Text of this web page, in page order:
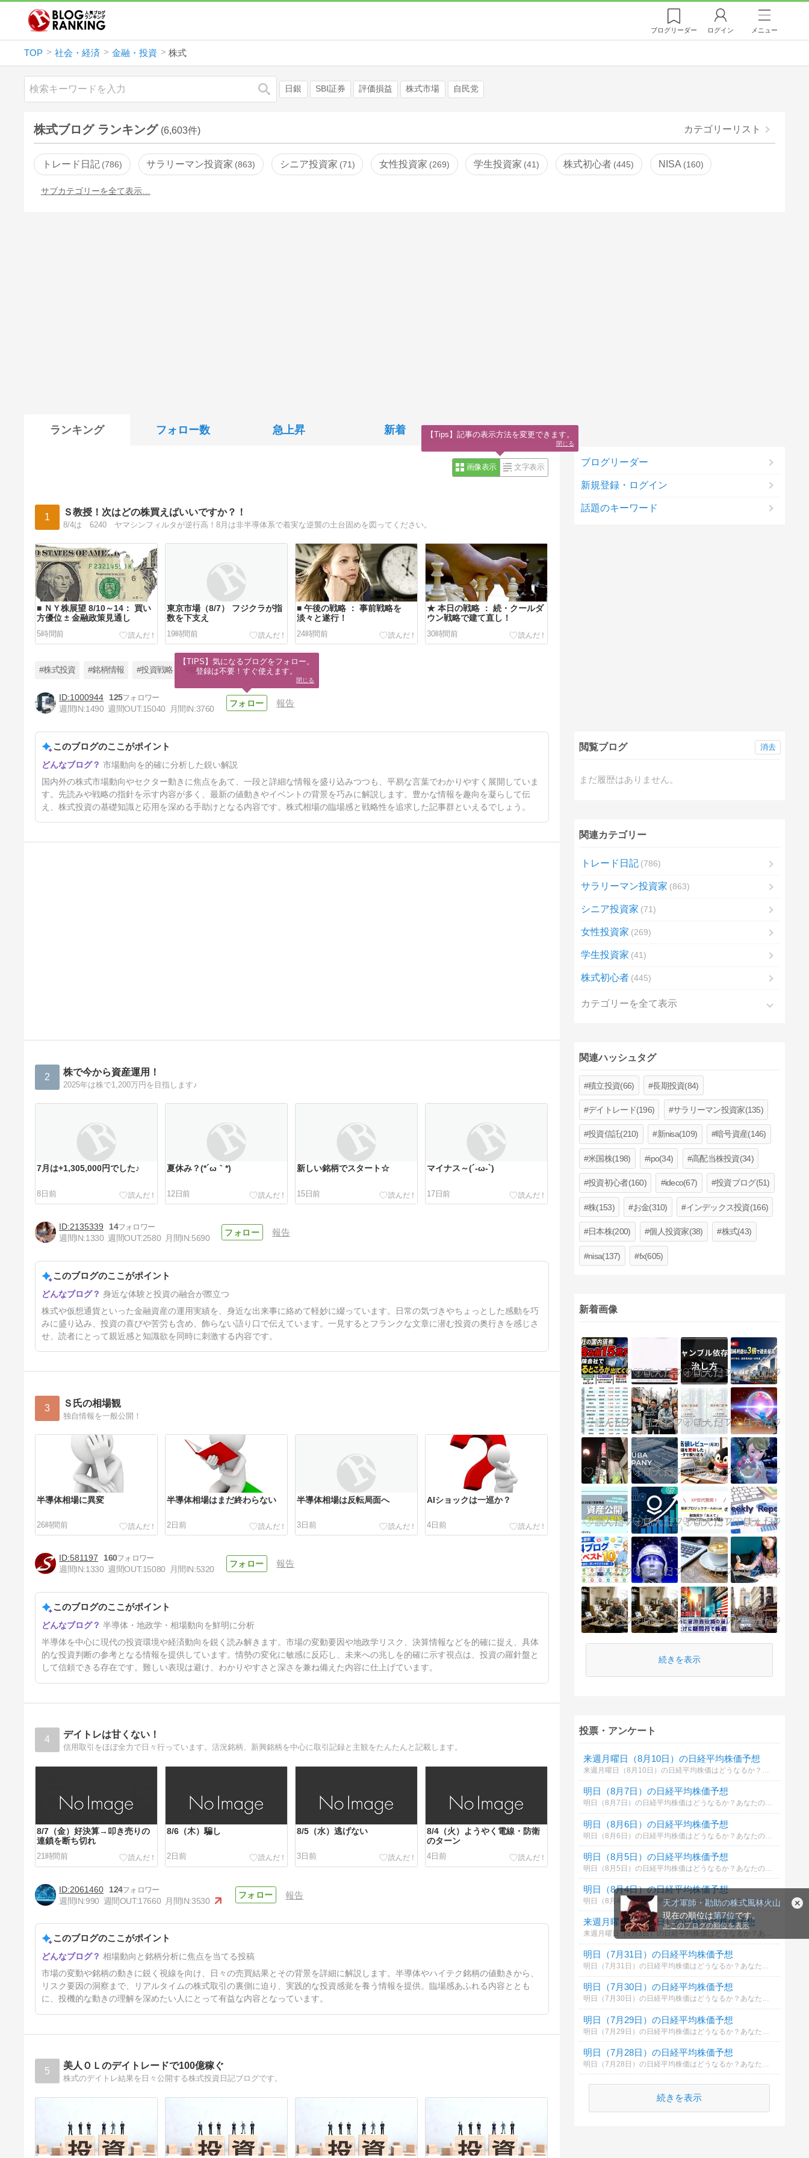
天才軍師・勘助の株式風林火山
現在の順位は第7位です。
≫ このブログの順位を表示
ブログリーダー ログイン メニュー
TOP 社会・経済 金融・投資 株式
検索 日銀 SBI証券 評価損益 株式市場 自民党
株式ブログ ランキング (6,603件) カテゴリーリスト
トレード日記 786 サラリーマン投資家 863 シニア投資家 71 女性投資家 269 学生投資家 41 株式初心者 445 NISA 160
サブカテゴリーを全て表示…
ランキング フォロー数 急上昇 新着
画像表示 文字表示
1 Ｓ教授！次はどの株買えばいいですか？！
8/4は 6240 ヤマシンフィルタが逆行高！8月は非半導体系で着実な逆襲の土台固めを図ってください。
■ ＮＹ株展望 8/10～14： 買い
方優位 ± 金融政策見通し
5時間前
東京市場（8/7） フジクラが指
数を下支え
19時間前
■ 午後の戦略 ： 事前戦略を
淡々と遂行！
24時間前
★ 本日の戦略 ： 続・クールダ
ウン戦略で建て直し！
30時間前
く、戦略・チームで勝負！
2日前
#株式投資 #銘柄情報 #投資戦略 #銘柄
1000944
125
週間IN:1490 週間OUT:15040 月間IN:3760
報告
このブログのここがポイント
市場動向を的確に分析した鋭い解説
国内外の株式市場動向やセクター動きに焦点をあて、一段と詳細な情報を盛り込みつつも、平易な言葉でわかりやすく展開していま
す。先読みや戦略の指針を示す内容が多く、最新の値動きやイベントの背景を巧みに解説します。豊かな情報を趣向を凝らして伝
え、株式投資の基礎知識と応用を深める手助けとなる内容です。株式相場の臨場感と戦略性を追求した記事群といえるでしょう。
2 株で今から資産運用！
2025年は株で1,200万円を目指します♪
7月は+1,305,000円でした♪
8日前
夏休み？(*´ω｀*)
12日前
新しい銘柄でスタート☆
15日前
マイナス～(´-ω-`)
17日前
3連休の予定
22日前
2135339
14
週間IN:1330 週間OUT:2580 月間IN:5690
報告
このブログのここがポイント
身近な体験と投資の融合が際立つ
株式や仮想通貨といった金融資産の運用実績を、身近な出来事に絡めて軽妙に綴っています。日常の気づきやちょっとした感動を巧
みに盛り込み、投資の喜びや苦労も含め、飾らない語り口で伝えています。一見するとフランクな文章に潜む投資の奥行きを感じさ
せ、読者にとって親近感と知識欲を同時に刺激する内容です。
3 Ｓ氏の相場観
独自情報を一般公開！
半導体相場に異変
26時間前
半導体相場はまだ終わらない
2日前
半導体相場は反転局面へ
3日前
AIショックは一巡か？
4日前
介入相場と次の一手
5日前
581197
160
週間IN:1330 週間OUT:15080 月間IN:5320
報告
このブログのここがポイント
半導体・地政学・相場動向を鮮明に分析
半導体を中心に現代の投資環境や経済動向を鋭く読み解きます。市場の変動要因や地政学リスク、決算情報などを的確に捉え、具体
的な投資判断の参考となる情報を提供しています。情勢の変化に敏感に反応し、未来への兆しを的確に示す視点は、投資の羅針盤と
して信頼できる存在です。難しい表現は避け、わかりやすさと深さを兼ね備えた内容に仕上げています。
4 デイトレは甘くない！
信用取引をほぼ全力で日々行っています。活況銘柄、新興銘柄を中心に取引記録と主観をたんたんと記載します。
8/7（金）好決算→叩き売りの
連鎖を断ち切れ
21時間前
8/6（木）騙し
2日前
8/5（水）逃げない
3日前
8/4（火）ようやく電線・防衛
のターン
4日前
8/3（月）押しながら戻りを試
す
5日前
2061460
124
週間IN:990 週間OUT:17660 月間IN:3530
報告
このブログのここがポイント
相場動向と銘柄分析に焦点を当てる投稿
市場の変動や銘柄の動きに鋭く視線を向け、日々の売買結果とその背景を詳細に解説します。半導体やハイテク銘柄の値動きから、
リスク要因の洞察まで、リアルタイムの株式取引の裏側に迫り、実践的な投資感覚を養う情報を提供。臨場感あふれる内容ととも
に、投機的な動きの理解を深めたい人にとって有益な内容となっています。
5 美人ＯＬのデイトレードで100億稼ぐ
株式のデイトレ結果を日々公開する株式投資日記ブログです。
ブログリーダー
新規登録・ログイン
話題のキーワード
閲覧ブログ
まだ履歴はありません。
消去
関連カテゴリー
トレード日記 786
サラリーマン投資家 863
シニア投資家 71
女性投資家 269
学生投資家 41
株式初心者 445
カテゴリーを全て表示
関連ハッシュタグ
積立投資(66) 長期投資(84)
デイトレード(196) サラリーマン投資家(135)
投資信託(210) 新nisa(109) 暗号資産(146)
米国株(198) ipo(34) 高配当株投資(34)
投資初心者(160) ideco(67) 投資ブログ(51)
株(153) お金(310) インデックス投資(166)
日本株(200) 個人投資家(38) 株式(43)
nisa(137) fx(605)
新着画像
続きを表示
投票・アンケート
来週月曜日（8月10日）の日経平均株価予想
来週月曜日（8月10日）の日経平均株価はどうなるか？あなたの御意見を聞かせて下さい。勿論希望や勘でもかまいません。見るだけもＯＫ！
明日（8月7日）の日経平均株価予想
明日（8月7日）の日経平均株価はどうなるか？あなたの御意見を聞かせて下さい。勿論希望や勘でもかまいません。見るだけもＯＫ！
明日（8月6日）の日経平均株価予想
明日（8月5日）の日経平均株価予想
明日（8月4日）の日経平均株価予想
明日（8月4日）の日経平均株価はどうなるか？あなたの御意見を聞かせて下さい。勿論希望や勘でもかまいません。見るだけもＯＫ！
来週月曜日（8月3日）の日経平均株価予想
来週月曜日（8月3日）の日経平均株価はどうなるか？あなたの御意見を聞かせて下さい。勿論希望や勘でもかまいません。見るだけもＯＫ！
明日（7月31日）の日経平均株価予想
明日（7月31日）の日経平均株価はどうなるか？あなたの御意見を聞かせて下さい。勿論希望や勘でもかまいません。見るだけもＯＫ！
明日（7月30日）の日経平均株価予想
明日（7月30日）の日経平均株価はどうなるか？あなたの御意見を聞かせて下さい。勿論希望や勘でもかまいません。見るだけもＯＫ！
明日（7月29日）の日経平均株価予想
明日（7月28日）の日経平均株価予想
明日（7月28日）の日経平均株価はどうなるか？あなたの御意見を聞かせて下さい。勿論希望や勘でもかまいません。見るだけもＯＫ！
続きを表示
【TIPS】気になるブログをフォロー。
登録は不要！すぐ使えます。
閉じる
【Tips】記事の表示方法を変更できます。
閉じる